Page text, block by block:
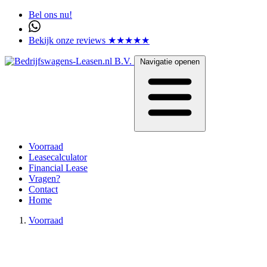
Bel ons nu!
Bekijk onze reviews ★★★★★
Navigatie openen
Voorraad
Leasecalculator
Financial Lease
Vragen?
Contact
Home
Voorraad